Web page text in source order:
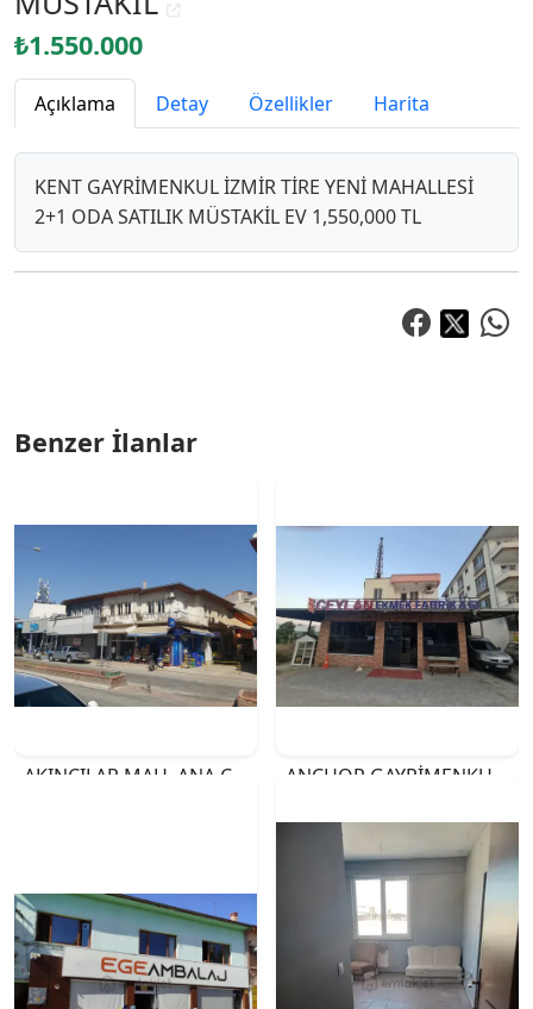
₺1.550.000
Açıklama Detay Özellikler Harita
KENT GAYRİMENKUL İZMİR TİRE YENİ MAHALLESİ
2+1 ODA SATILIK MÜSTAKİL EV 1,550,000 TL
Benzer İlanlar
MERSİN